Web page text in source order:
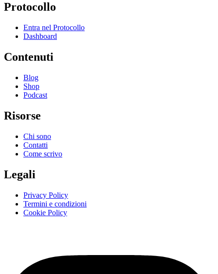
Protocollo
Entra nel Protocollo
Dashboard
Contenuti
Blog
Shop
Podcast
Risorse
Chi sono
Contatti
Come scrivo
Legali
Privacy Policy
Termini e condizioni
Cookie Policy